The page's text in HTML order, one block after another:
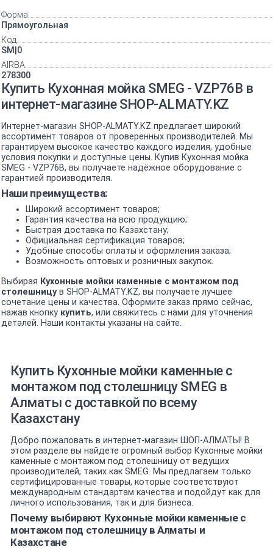
Форма
Прямоугольная
Код
SM|0
AIRBA
278300
Купить Кухонная мойка SMEG - VZP76B в
интернет-магазине SHOP-ALMATY.KZ
Интернет-магазин SHOP-ALMATY.KZ предлагает широкий
ассортимент товаров от проверенных производителей. Мы
гарантируем высокое качество каждого изделия, удобные
условия покупки и доступные цены. Купив Кухонная мойка
SMEG - VZP76B, вы получаете надёжное оборудование с
гарантией производителя.
Наши преимущества:
Широкий ассортимент товаров;
Гарантия качества на всю продукцию;
Быстрая доставка по Казахстану;
Официальная сертификация товаров;
Удобные способы оплаты и оформления заказа;
Возможность оптовых и розничных закупок.
Выбирая Кухонные мойки каменные с монтажом под
столешницув SHOP-ALMATY.KZ, вы получаете лучшее
сочетание цены и качества. Оформите заказ прямо сейчас,
нажав кнопку купить, или свяжитесь с нами для уточнения
деталей. Наши контакты указаны на сайте.
Купить Кухонные мойки каменные с
монтажом под столешницу SMEG в
Алматы с доставкой по всему
Казахстану
Добро пожаловать в интернет-магазин ШОП-АЛМАТЫ! В
этом разделе вы найдете огромный выбор Кухонные мойки
каменные с монтажом под столешницу от ведущих
производителей, таких как SMEG. Мы предлагаем только
сертифицированные товары, которые соответствуют
международным стандартам качества и подойдут как для
личного использования, так и для бизнеса.
Почему выбирают Кухонные мойки каменные с
монтажом под столешницу в Алматы и
Казахстане